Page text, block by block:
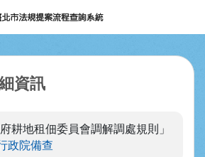
資訊
耕地租佃委員會調解調處規則」
政院備查